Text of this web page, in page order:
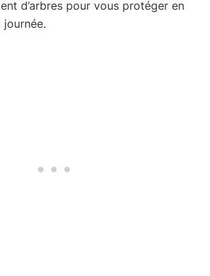
d’arbres pour vous protéger en